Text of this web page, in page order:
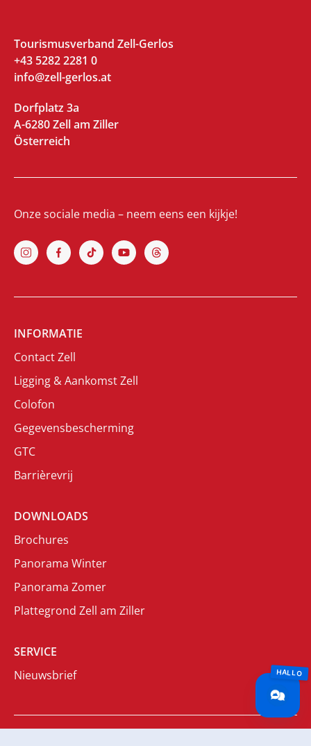
Tourismusverband Zell-Gerlos
+43 5282 2281 0
info@zell-gerlos.at
Dorfplatz 3a
A-6280 Zell am Ziller
Österreich
Onze sociale media – neem eens een kijkje!
INFORMATIE
Contact Zell
Ligging & Aankomst Zell
Colofon
Gegevensbescherming
GTC
Barrièrevrij
DOWNLOADS
Brochures
Panorama Winter
Panorama Zomer
Plattegrond Zell am Ziller
SERVICE
Nieuwsbrief